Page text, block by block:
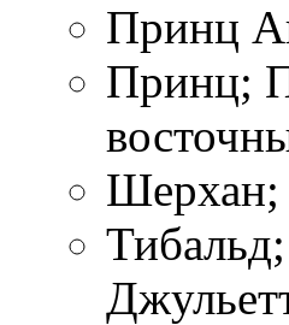
Принц
Принц;
Шерхан;